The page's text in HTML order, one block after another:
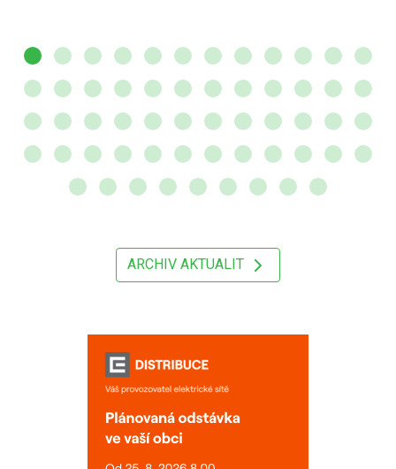
ARCHIV AKTUALIT